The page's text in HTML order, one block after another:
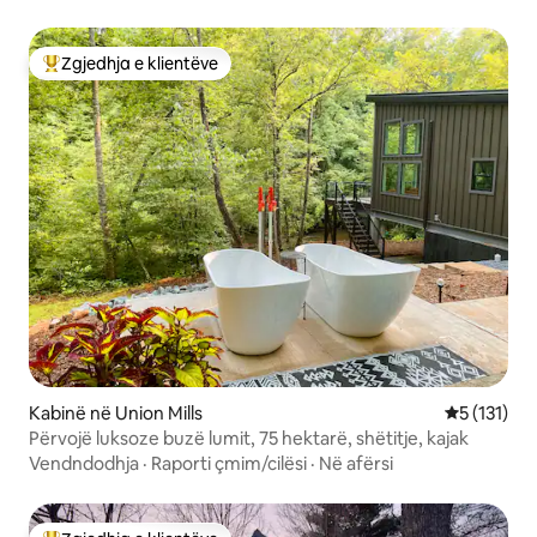
Më të mirat e zgjedhjeve të klientëve
Zgjedhja e klientëve
Kabinë në Union Mills Vlerësimi
5 (131)
Përvojë luksoze buzë lumit, 75 hektarë, shëtitje, kajak
Vendndodhja · Raporti çmim/cilësi · Në afërsi